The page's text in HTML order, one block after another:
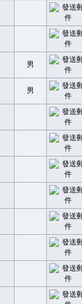
男
男